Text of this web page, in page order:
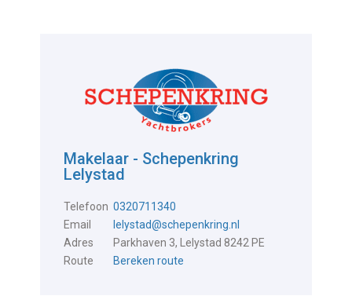
Makelaar - Schepenkring
Lelystad
Telefoon 0320711340
Email
lelystad@schepenkring.nl
Adres
Parkhaven 3, Lelystad 8242 PE
Route
Bereken route